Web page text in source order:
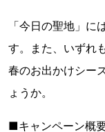
「今日の聖地」に
す。また、いずれ
春のお出かけシー
ょうか。
■キャンペーン概